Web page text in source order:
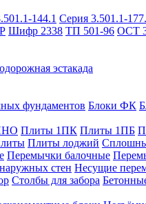
144.1 Серия 3.501.1-
Шифр 2338 ТП 501-96 ОСТ
эстакада
фундаментов Блоки ФК
Плиты 1ПК Плиты 1ПБ
Плиты лоджий
Перемычки балочные
стен Несущие
Столбы для забора